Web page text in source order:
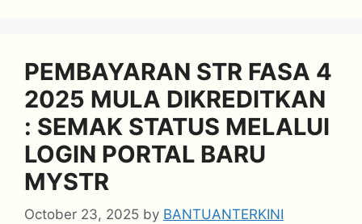
PEMBAYARAN STR FASA 4
2025 MULA DIKREDITKAN
: SEMAK STATUS MELALUI
LOGIN PORTAL BARU
MYSTR
October 23, 2025 by BANTUANTERKINI